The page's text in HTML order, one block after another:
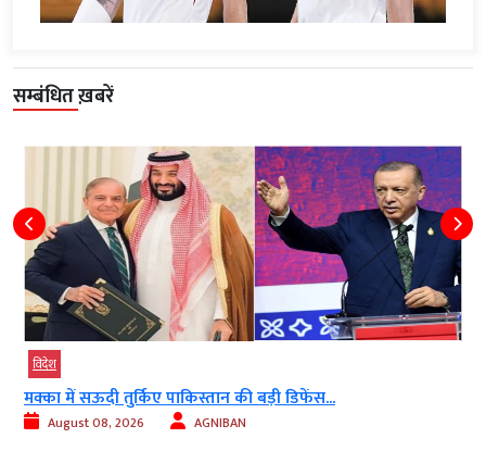
सम्बंधित ख़बरें
डिफेंस... ट्रंप को तनाव के बीच ईरान से समझौते...
August 08, 2026